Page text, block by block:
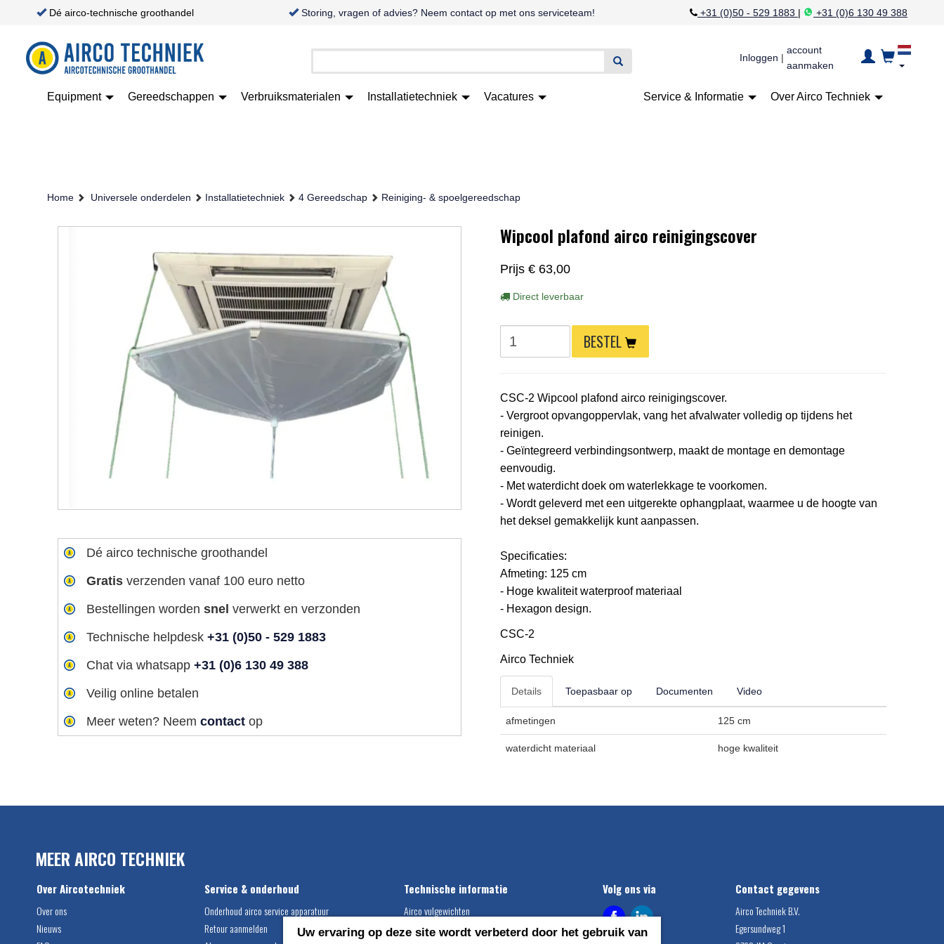
Dé airco-technische groothandel Storing, vragen of advies? Neem contact op met ons serviceteam! +31 (0)50 - 529 1883 | +31 (0)6 130 49 388
Inloggen |
account
aanmaken
Equipment Gereedschappen Verbruiksmaterialen Installatietechniek Vacatures Service & Informatie Over Airco Techniek
Home Universele onderdelen Installatietechniek 4 Gereedschap Reiniging- & spoelgereedschap
Dé airco technische groothandel
Gratis verzenden vanaf 100 euro netto
Bestellingen worden snel verwerkt en verzonden
Technische helpdesk +31 (0)50 - 529 1883
Chat via whatsapp +31 (0)6 130 49 388
Veilig online betalen
Meer weten? Neem contact op
Wipcool plafond airco reinigingscover
Prijs € 63,00
Direct leverbaar
BESTEL
CSC-2 Wipcool plafond airco reinigingscover.
- Vergroot opvangoppervlak, vang het afvalwater volledig op tijdens het
reinigen.
- Geïntegreerd verbindingsontwerp, maakt de montage en demontage
eenvoudig.
- Met waterdicht doek om waterlekkage te voorkomen.
- Wordt geleverd met een uitgerekte ophangplaat, waarmee u de hoogte van
het deksel gemakkelijk kunt aanpassen.
Specificaties:
Afmeting: 125 cm
- Hoge kwaliteit waterproof materiaal
- Hexagon design.
CSC-2
Airco Techniek
Details Toepasbaar op Documenten Video
afmetingen 125 cm
waterdicht materiaal hoge kwaliteit
MEER AIRCO TECHNIEK
Over Aircotechniek
Over ons
Nieuws
Service & onderhoud
Onderhoud airco service apparatuur
Retour aanmelden
Technische informatie
Airco vulgewichten
Compressor montage instructie
Volg ons via Contact gegevens
Airco Techniek B.V.
Egersundweg 1
Uw ervaring op deze site wordt verbeterd door het gebruik van